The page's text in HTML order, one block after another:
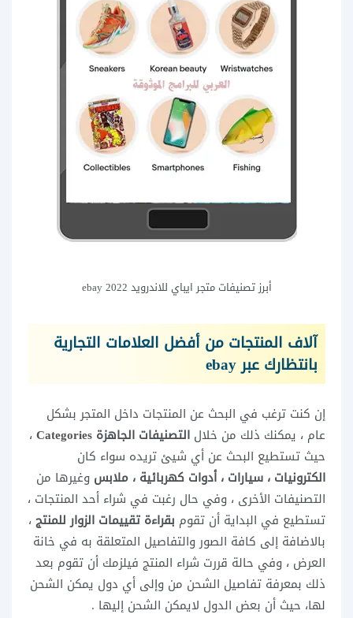
أبرز تصنيفات متجر ايباي للاندرويد ebay 2022
آلاف المنتجات من أفضل العلامات التجارية
بانتظارك عبر ebay
إن كنت ترغب في البحث عن المنتجات داخل المتجر بشكل
عام ، يمكنك ذلك من خلال التصنيفات الجاهزة Categories
،
حيث تستطيع البحث عن أي شيئ تريده سواء كان
الكترونيات ، سيارات ، أدوات كهربائية ، ملابس وغيرها من
التصنيفات الأخرى ، وفي حال رغبت في شراء أحد المنتجات ،
تستطيع في البداية أن تقوم بقراءة تقييمات الزوار للمنتج،
بالاضافة إلى كافة الصور والتفاصيل المتعلقة به في خانة
العرض ، وفي حالة قررت شراء المنتج فيلزمك أن تقوم بعد
ذلك بمعرفة تفاصيل الشحن من وإلى أي دول يمكن الشحن
لها، حيث أن بعض الدول لايمكن الشحن إليها .